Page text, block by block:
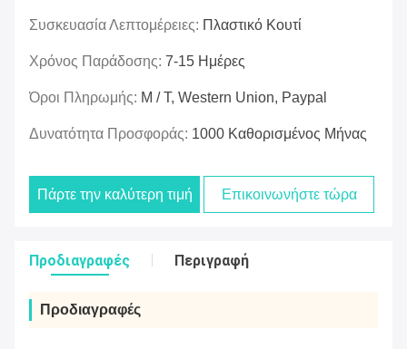
Συσκευασία Λεπτομέρειες: Πλαστικό Κουτί
Χρόνος Παράδοσης: 7-15 Ημέρες
Όροι Πληρωμής: Μ / Τ, Western Union, Paypal
Δυνατότητα Προσφοράς: 1000 Καθορισμένος Μήνας
Πάρτε την καλύτερη τιμή Επικοινωνήστε τώρα
Προδιαγραφές Περιγραφή
Προδιαγραφές